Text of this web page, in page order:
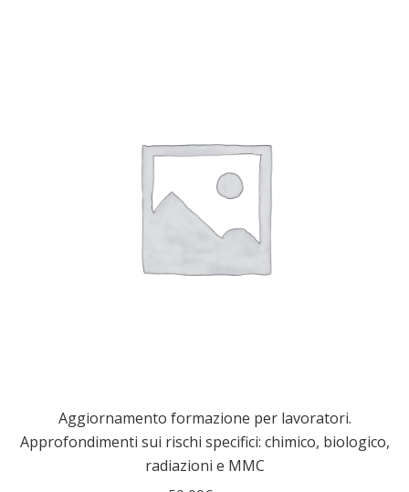
Aggiornamento formazione per lavoratori.
Approfondimenti sui rischi specifici: chimico, biologico,
radiazioni e MMC